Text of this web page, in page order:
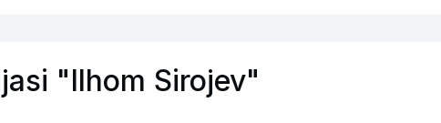
"Ilhom Sirojev"